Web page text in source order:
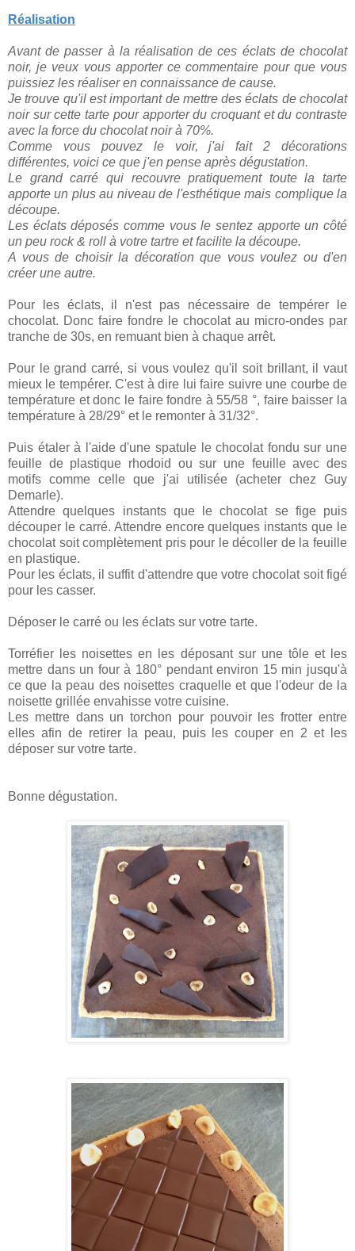
Réalisation
Avant de passer à la réalisation de ces éclats de chocolat
noir, je veux vous apporter ce commentaire pour que vous
puissiez les réaliser en connaissance de cause.
Je trouve qu'il est important de mettre des éclats de chocolat
noir sur cette tarte pour apporter du croquant et du contraste
avec la force du chocolat noir à 70%.
Comme vous pouvez le voir, j'ai fait 2 décorations
différentes, voici ce que j'en pense après dégustation.
Le grand carré qui recouvre pratiquement toute la tarte
apporte un plus au niveau de l'esthétique mais complique la
découpe.
Les éclats déposés comme vous le sentez apporte un côté
un peu rock & roll à votre tartre et facilite la découpe.
A vous de choisir la décoration que vous voulez ou d'en
créer une autre.
Pour les éclats, il n'est pas nécessaire de tempérer le
chocolat. Donc faire fondre le chocolat au micro-ondes par
tranche de 30s, en remuant bien à chaque arrêt.
Pour le grand carré, si vous voulez qu'il soit brillant, il vaut
mieux le tempérer. C'est à dire lui faire suivre une courbe de
température et donc le faire fondre à 55/58 °, faire baisser la
température à 28/29° et le remonter à 31/32°.
Puis étaler à l'aide d'une spatule le chocolat fondu sur une
feuille de plastique rhodoid ou sur une feuille avec des
motifs comme celle que j'ai utilisée (acheter chez Guy
Demarle).
Attendre quelques instants que le chocolat se fige puis
découper le carré. Attendre encore quelques instants que le
chocolat soit complètement pris pour le décoller de la feuille
en plastique.
Pour les éclats, il suffit d'attendre que votre chocolat soit figé
pour les casser.
Déposer le carré ou les éclats sur votre tarte.
Torréfier les noisettes en les déposant sur une tôle et les
mettre dans un four à 180° pendant environ 15 min jusqu'à
ce que la peau des noisettes craquelle et que l'odeur de la
noisette grillée envahisse votre cuisine.
Les mettre dans un torchon pour pouvoir les frotter entre
elles afin de retirer la peau, puis les couper en 2 et les
déposer sur votre tarte.
Bonne dégustation.